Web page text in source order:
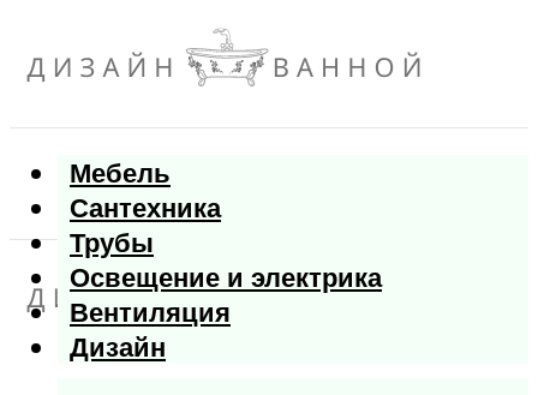
Мебель
Сантехника
Трубы
Освещение и электрика
Вентиляция
Дизайн